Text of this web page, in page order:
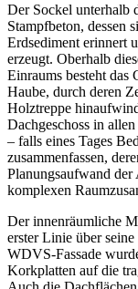
Der Sockel unterhalb
Stampfbeton, dessen
Erdsediment erinnert
erzeugt. Oberhalb
Einraums besteht das
Haube, durch deren
Holztreppe
Dachgeschoss in
– falls eines Tages
zusammenfassen,
Planungsaufwand
komplexen
Der innenräumliche
erster Linie über
WDVS-Fassade
Korkplatten auf die